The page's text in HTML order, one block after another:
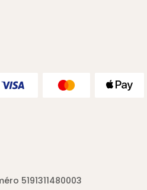
5191311480003